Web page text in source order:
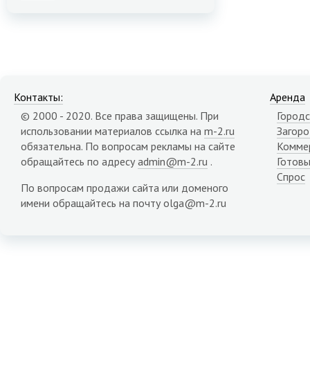
Контакты:
© 2000 - 2020. Все права защищены. При
использовании материалов ссылка на m-2.ru
обязательна. По вопросам рекламы на сайте
обращайтесь по адресу admin@m-2.ru .
По вопросам продажи сайта или доменого
имени обращайтесь на почту olga@m-2.ru
Аренда
Спрос